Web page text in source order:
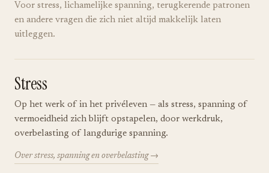
Voor stress, lichamelijke spanning, terugkerende patronen
en andere vragen die zich niet altijd makkelijk laten
uitleggen.
Stress
Op het werk of in het privéleven — als stress, spanning of
vermoeidheid zich blijft opstapelen, door werkdruk,
overbelasting of langdurige spanning.
Over stress, spanning en overbelasting